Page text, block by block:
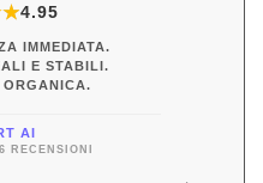
★
★4.95
IMMEDIATA.
E STABILI.
ORGANICA.
AI
RECENSIONI